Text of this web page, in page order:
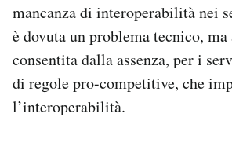
mancanza di interoperabilità nei
è dovuta un problema tecnico, ma
consentita dalla assenza, per i
di regole pro-competitive, che
l’interoperabilità.